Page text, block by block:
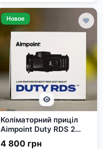
Новое
Коліматорний приціл
Aimpoint Duty RDS 2
MOA
4 800 грн